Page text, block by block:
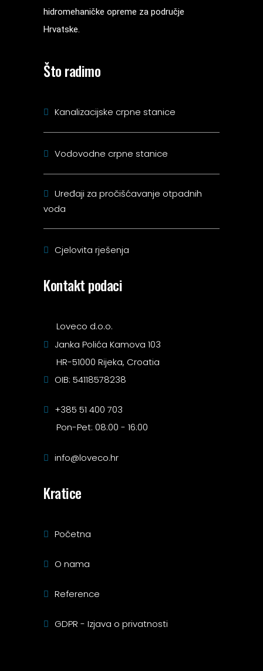
hidromehaničke opreme za područje
Hrvatske.
Što radimo
Kanalizacijske crpne stanice
Vodovodne crpne stanice
Uređaji za pročišćavanje otpadnih
voda
Cjelovita rješenja
Kontakt podaci
Loveco d.o.o.
Janka Polića Kamova 103
HR-51000 Rijeka, Croatia
OIB: 54118578238
+385 51 400 703
Pon-Pet: 08:00 - 16:00
info@loveco.hr
Kratice
Početna
O nama
Reference
GDPR - Izjava o privatnosti